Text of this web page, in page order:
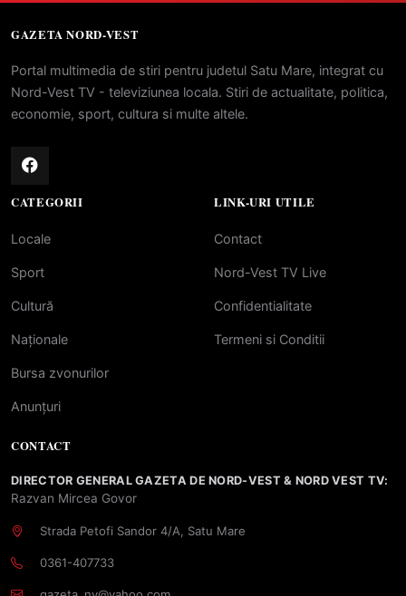
GAZETA NORD-VEST
Portal multimedia de stiri pentru judetul Satu Mare, integrat cu
Nord-Vest TV - televiziunea locala. Stiri de actualitate, politica,
economie, sport, cultura si multe altele.
CATEGORII
Locale
Sport
Cultură
Naționale
Bursa zvonurilor
Anunțuri
LINK-URI UTILE
Contact
Nord-Vest TV Live
Confidentialitate
Termeni si Conditii
CONTACT
DIRECTOR GENERAL GAZETA DE NORD-VEST & NORD VEST TV:
Razvan Mircea Govor
Strada Petofi Sandor 4/A, Satu Mare
0361-407733